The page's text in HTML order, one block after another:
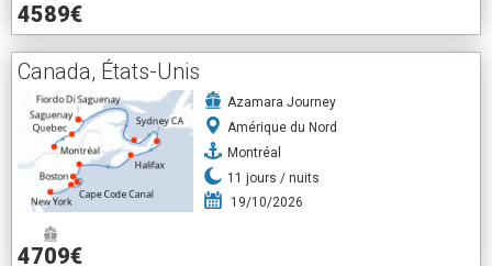
4589€
Canada, États-Unis
Azamara Journey
Amérique du Nord
Montréal
11 jours / nuits
19/10/2026
4709€